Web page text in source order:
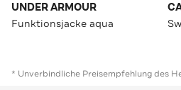
UNDER ARMOUR
Funktionsjacke aqua
* Unverbindliche Preisempfehlung des